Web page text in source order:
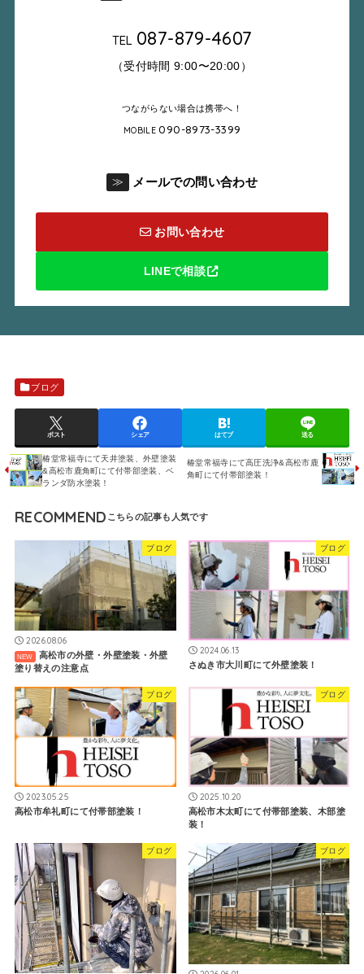
TEL 087-879-4607
（受付時間 9:00〜20:00）
つながらない場合は携帯へ！
MOBILE090-8973-3399
≫ メールでの問い合わせ
お問い合わせ
LINEで相談
ブログ
ポスト シェア はてブ 送る
椿堂常福寺にて天井塗装、外壁塗装
&高松市鹿角町にて付帯部塗装、ベ
ランダ防水塗装！
椿堂常福寺にて高圧洗浄&高松市鹿
角町にて付帯部塗装！
RECOMMEND
ブログ
2026.08.06
高松市の外壁・外壁塗装・外壁
塗り替えの注意点
ブログ
2024.06.13
さぬき市大川町にて外壁塗装！
ブログ
2023.05.25
高松市牟礼町にて付帯部塗装！
ブログ
2025.10.20
高松市木太町にて付帯部塗装、木部塗
装！
ブログ ブログ